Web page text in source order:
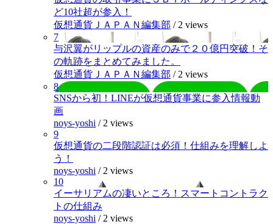
ど10社超が参入！
仮想通貨ＪＡＰＡＮ編集部 / 2 views
7
与沢翼がリップルの資産のみで２０億円突破！そ
の軌跡をまとめてみました。
仮想通貨ＪＡＰＡＮ編集部 / 2 views
8
SNSから初！LINEが仮想通貨事業に参入情報動
画
noys-yoshi / 2 views
9
仮想通貨の二段階認証は必須！仕組みを理解しよ
う！
noys-yoshi / 2 views
10
イーサリアムの凄いところ！スマートコントラク
トの仕組み
noys-yoshi / 2 views